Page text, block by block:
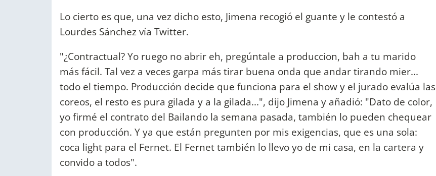
Lo cierto es que, una vez dicho esto, Jimena recogió el guante y le contestó a
Lourdes Sánchez vía Twitter.
"¿Contractual? Yo ruego no abrir eh, pregúntale a produccion, bah a tu marido
más fácil. Tal vez a veces garpa más tirar buena onda que andar tirando mier...
todo el tiempo. Producción decide que funciona para el show y el jurado evalúa las
coreos, el resto es pura gilada y a la gilada...", dijo Jimena y añadió: "Dato de color,
yo firmé el contrato del Bailando la semana pasada, también lo pueden chequear
con producción. Y ya que están pregunten por mis exigencias, que es una sola:
coca light para el Fernet. El Fernet también lo llevo yo de mi casa, en la cartera y
convido a todos".